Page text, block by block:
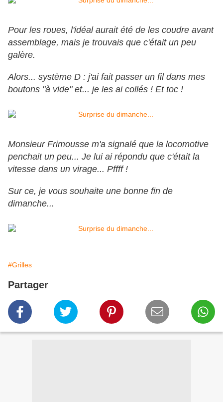
Pour les roues, l'idéal aurait été de les coudre avant
assemblage, mais je trouvais que c'était un peu
galère.
Alors... système D : j'ai fait passer un fil dans mes
boutons "à vide" et... je les ai collés ! Et toc !
Monsieur Frimousse m'a signalé que la locomotive
penchait un peu... Je lui ai répondu que c'était la
vitesse dans un virage... Pffff !
Sur ce, je vous souhaite une bonne fin de
dimanche...
#Grilles
Partager